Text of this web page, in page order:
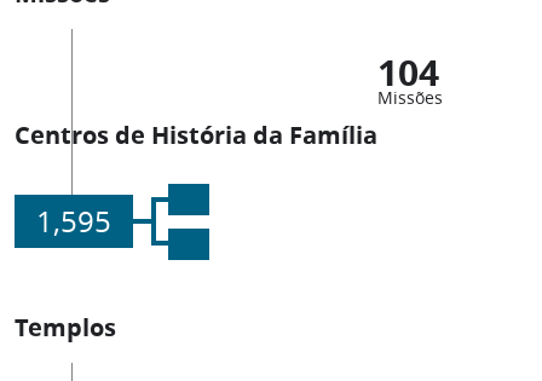
104
Missões
Centros de História da Família
1,595
Templos